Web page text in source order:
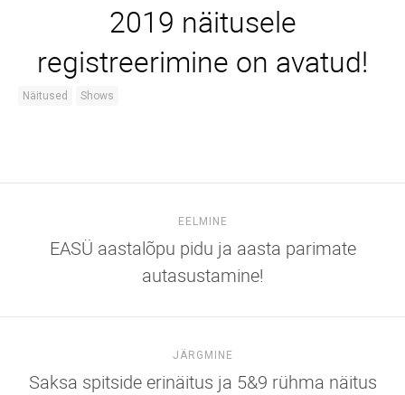
2019 näitusele
registreerimine on avatud!
Näitused Shows
EELMINE
EASÜ aastalõpu pidu ja aasta parimate
autasustamine!
JÄRGMINE
Saksa spitside erinäitus ja 5&9 rühma näitus